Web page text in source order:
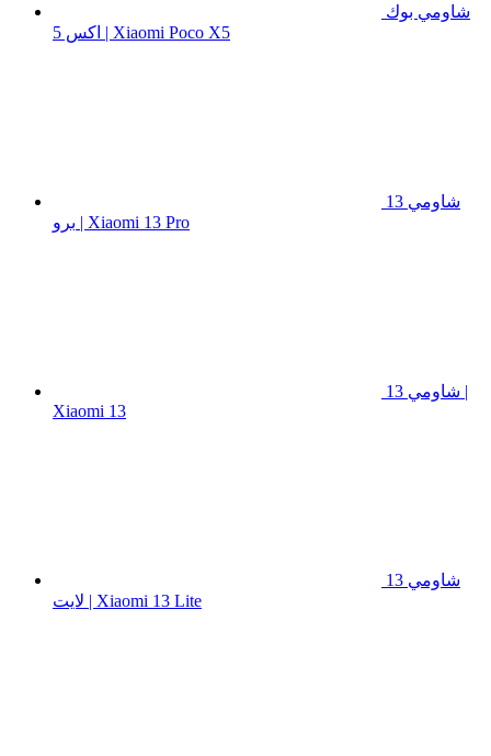
شاومي بوك
اكس 5 | Xiaomi Poco X5
شاومي 13
برو | Xiaomi 13 Pro
شاومي 13 |
Xiaomi 13
شاومي 13
لايت | Xiaomi 13 Lite